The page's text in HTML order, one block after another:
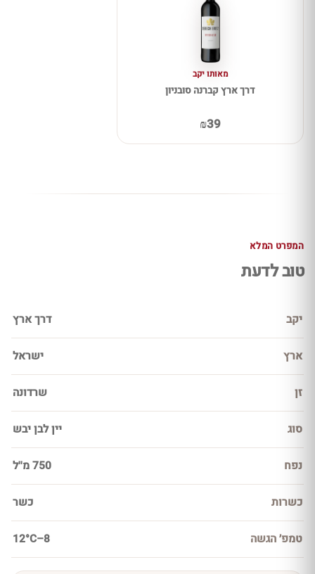
מאותו יקב
דרך ארץ קברנה סובניון
₪39
המפרט המלא
טוב לדעת
יקב דרך ארץ
ארץ ישראל
זן שרדונה
סוג יין לבן יבש
נפח 750 מ''ל
כשרות כשר
טמפ׳ הגשה 8–12°C